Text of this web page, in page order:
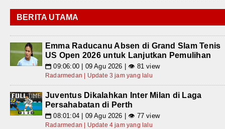
BERITA UTAMA
Emma Raducanu Absen di Grand Slam Tenis
US Open 2026 untuk Lanjutkan Pemulihan
📅 09:06:00 | 09 Agu 2026 | 👁 81 view
Radarmedan | Update 3 jam yang lalu
Juventus Dikalahkan Inter Milan di Laga
Persahabatan di Perth
📅 08:01:04 | 09 Agu 2026 | 👁 77 view
Radarmedan | Update 4 jam yang lalu